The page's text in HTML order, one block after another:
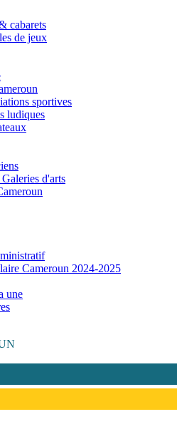
cabarets
de jeux
sportives
ludiques
d'arts
Cameroun 2024-2025
une